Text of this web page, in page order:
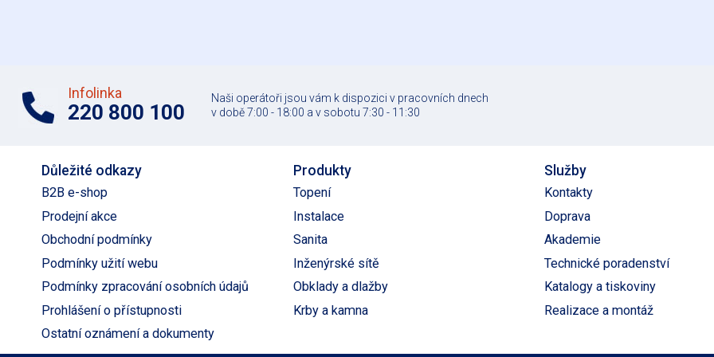
Infolinka
220 800 100
Naši operátoři jsou vám k dispozici v pracovních dnech
v době 7:00 - 18:00 a v sobotu 7:30 - 11:30
Důležité odkazy
B2B e-shop
Prodejní akce
Obchodní podmínky
Podmínky užití webu
Podmínky zpracování osobních údajů
Prohlášení o přístupnosti
Ostatní oznámení a dokumenty
Produkty
Topení
Instalace
Sanita
Inženýrské sítě
Obklady a dlažby
Krby a kamna
Služby
Kontakty
Doprava
Akademie
Technické poradenství
Katalogy a tiskoviny
Realizace a montáž